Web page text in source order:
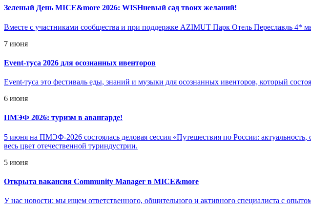
Зеленый День MICE&more 2026: WISHневый сад твоих желаний!
Вместе с участниками сообщества и при поддержке AZIMUT Парк Отель Переславль
7 июня
Event-туса 2026 для осознанных ивенторов
Event-туса это фестиваль еды, знаний и музыки для осознанных ивенторов, который
6 июня
ПМЭФ 2026: туризм в авангарде!
5 июня на ПМЭФ-2026 состоялась деловая сессия «Путешествия по России:
весь цвет отечественной туриндустрии.
5 июня
Открыта вакансия Community Manager в MICE&more
У нас новости: мы ищем ответственного, общительного и активного специалиста с